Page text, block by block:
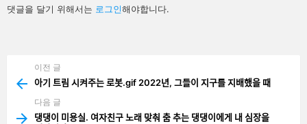
답
글
댓글을 달기 위해서는 로그인해야합니다.
more
이전 글
아기 트림 시켜주는 로봇.gif 2022년, 그들이 지구를 지배했을 때
다음 글
댕댕이 미용실. 여자친구 노래 맞춰 춤 추는 댕댕이에게 내 심장을